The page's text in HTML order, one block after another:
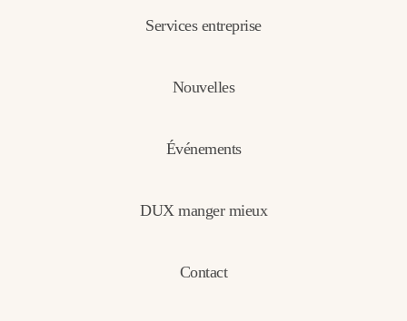
Services entreprise
Nouvelles
Événements
DUX manger mieux
Contact